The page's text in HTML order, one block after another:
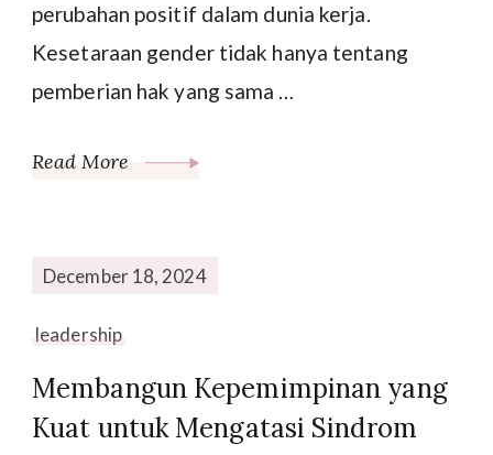
perubahan positif dalam dunia kerja.
Kesetaraan gender tidak hanya tentang
pemberian hak yang sama …
Read More
December 18, 2024
leadership
Membangun Kepemimpinan yang
Kuat untuk Mengatasi Sindrom